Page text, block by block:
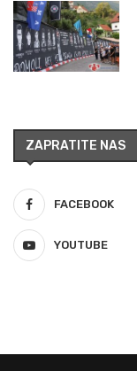
ZAPRATITE NAS
FACEBOOK
YOUTUBE